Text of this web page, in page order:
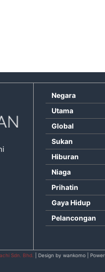
Negara
Utama
Global
Sukan
Hiburan
Niaga
Prihatin
Gaya Hidup
Pelancongan
Sdn. Bhd. | Design by wankomo |